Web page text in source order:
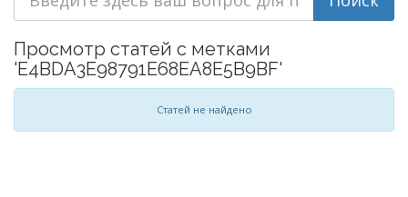
Просмотр статей с метками
'E4BDA3E98791E68EA8E5B9BF'
Статей не найдено